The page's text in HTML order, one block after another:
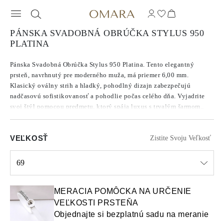
PÁNSKA SVADOBNÁ OBRÚČKA STYLUS 950
PLATINA
Pánska Svadobná Obrúčka Stylus 950 Platina. Tento elegantný
prsteň, navrhnutý pre moderného muža, má priemer 6,00 mm.
Klasický oválny strih a hladký, pohodlný dizajn zabezpečujú
nadčasovú sofistikovanosť a pohodlie počas celého dňa. Vyjadrite
svoj štýl pomocou predmetu, ktorý spája luxus s trvalým šarmom..
VEĽKOSŤ Zistite Svoju Veľkosť
69
MERACIA POMÔCKA NA URČENIE
VEĽKOSTI PRSTEŇA
Objednajte si bezplatnú sadu na meranie